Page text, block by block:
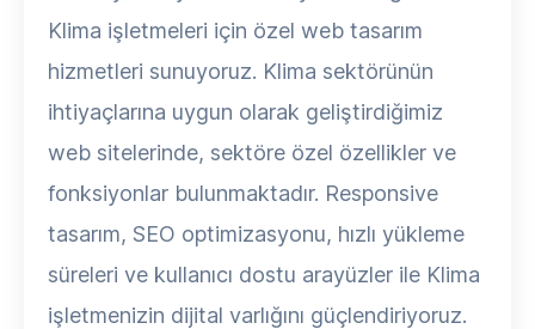
Klima işletmeleri için özel web tasarım
hizmetleri sunuyoruz. Klima sektörünün
ihtiyaçlarına uygun olarak geliştirdiğimiz
web sitelerinde, sektöre özel özellikler ve
fonksiyonlar bulunmaktadır. Responsive
tasarım, SEO optimizasyonu, hızlı yükleme
süreleri ve kullanıcı dostu arayüzler ile Klima
işletmenizin dijital varlığını güçlendiriyoruz.